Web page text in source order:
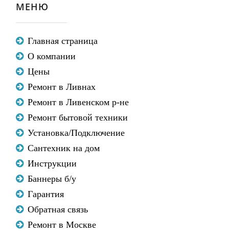
МЕНЮ
Главная страница
О компании
Цены
Ремонт в Ливнах
Ремонт в Ливенском р-не
Ремонт бытовой техники
Установка/Подключение
Сантехник на дом
Инструкции
Баннеры б/у
Гарантия
Обратная связь
Ремонт в Москве